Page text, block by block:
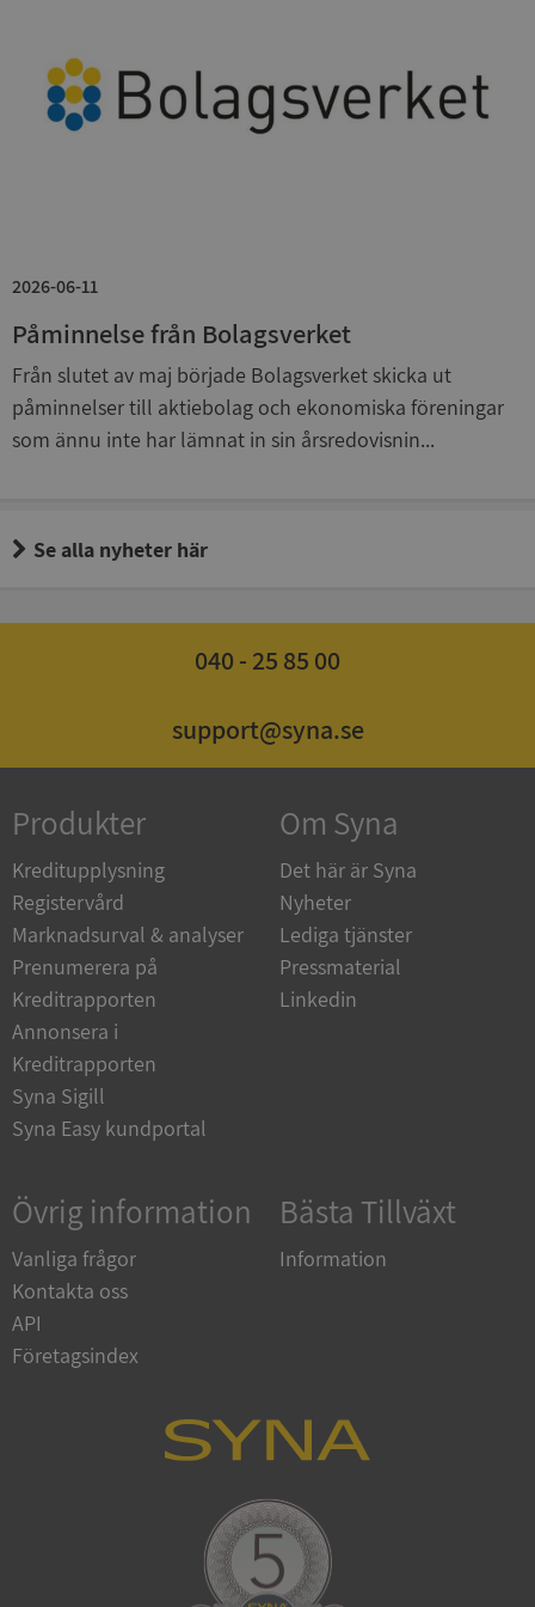
2026-06-11
Påminnelse från Bolagsverket
Från slutet av maj började Bolagsverket skicka ut
påminnelser till aktiebolag och ekonomiska föreningar
som ännu inte har lämnat in sin årsredovisnin...
Se alla nyheter här
040 - 25 85 00
support@syna.se
Produkter
Kreditupplysning
Registervård
Marknadsurval & analyser
Prenumerera på
Kreditrapporten
Annonsera i
Kreditrapporten
Syna Sigill
Syna Easy kundportal
Om Syna
Det här är Syna
Nyheter
Lediga tjänster
Pressmaterial
Linkedin
Övrig information
Vanliga frågor
Kontakta oss
API
Företagsindex
Bästa Tillväxt
Information
__RequestVerificationToken
Microsoft
Corporation
VISITOR_PRIVACY_METADATA
YouTube
.youtube.com
5 månader
4 veckor
ASP.NET_SessionId
Microsoft
Corporation
ARRAffinity
Microsoft
Corporation
.syna.se
__RequestVerificationToken
CookieScriptConsent
Google LLC
www.google.com
Google
Privacy Policy